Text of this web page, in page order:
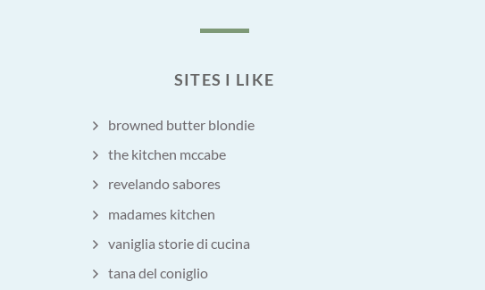
SITES I LIKE
browned butter blondie
the kitchen mccabe
revelando sabores
madames kitchen
vaniglia storie di cucina
tana del coniglio